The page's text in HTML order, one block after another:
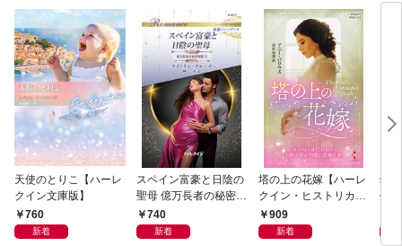
天使のとりこ【ハーレ
クイン文庫版】
760
新着
スペイン富豪と日陰の
聖母 億万長者の秘密同
盟 II ハーレクイン・ロ
マンス～純潔のシンデ
740
新着
塔の上の花嫁【ハーレ
クイン・ヒストリカ
ル・スペシャル版】
909
新着
幼
作